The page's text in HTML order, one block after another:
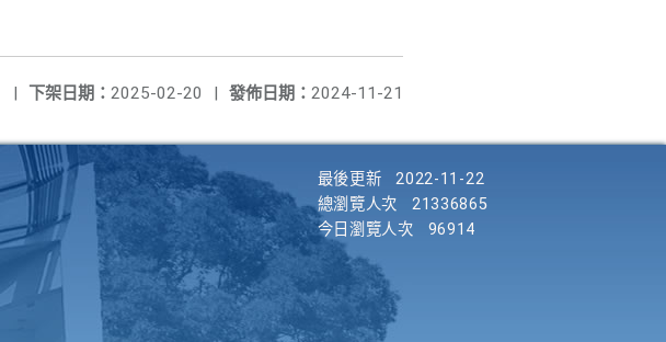
發佈日期： 2024-11-21
下架日期： 2025-02-20 |
|
最後更新
2022-11-22
總瀏覽人次
21336865
今日瀏覽人次
96914